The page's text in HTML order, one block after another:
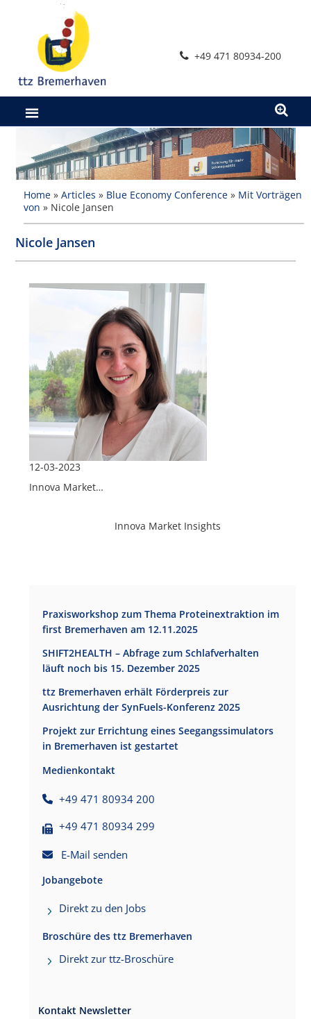
springen
+49 471 80934-200
Home »Articles » Blue Economy Conference » Mit Vorträgen
von » Nicole Jansen
Nicole Jansen
12-03-2023
Innova Market…
Innova Market Insights
Praxisworkshop zum Thema Proteinextraktion im
first Bremerhaven am 12.11.2025
SHIFT2HEALTH – Abfrage zum Schlafverhalten
läuft noch bis 15. Dezember 2025
ttz Bremerhaven erhält Förderpreis zur
Ausrichtung der SynFuels-Konferenz 2025
Projekt zur Errichtung eines Seegangssimulators
in Bremerhaven ist gestartet
Medienkontakt
+49 471 80934 200
+49 471 80934 299
E-Mail senden
Jobangebote
Direkt zu den Jobs
Broschüre des ttz Bremerhaven
Direkt zur ttz-Broschüre
Kontakt Newsletter